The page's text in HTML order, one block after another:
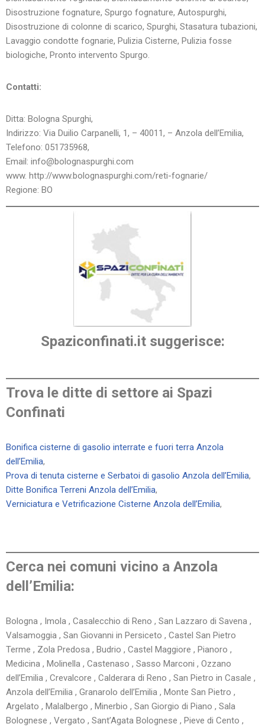
Disostruzione fognature, Spurgo fognature, Autospurghi,
Disostruzione di colonne di scarico, Spurghi, Stasatura tubazioni,
Lavaggio condotte fognarie, Pulizia Cisterne, Pulizia fosse
biologiche, Pronto intervento Spurgo.
Contatti:
Ditta: Bologna Spurghi,
Indirizzo: Via Duilio Carpanelli, 1, – 40011, – Anzola dell’Emilia,
Telefono: 051735968,
Email: info@bolognaspurghi.com
www. http://www.bolognaspurghi.com/reti-fognarie/
Regione: BO
Spaziconfinati.it suggerisce:
Trova le ditte di settore ai Spazi
Confinati
Bonifica cisterne di gasolio interrate e fuori terra Anzola
dell’Emilia,
Prova di tenuta cisterne e Serbatoi di gasolio Anzola dell’Emilia,
Ditte Bonifica Terreni Anzola dell’Emilia,
Verniciatura e Vetrificazione Cisterne Anzola dell’Emilia,
Cerca nei comuni vicino a Anzola
dell’Emilia:
Bologna , Imola , Casalecchio di Reno , San Lazzaro di Savena ,
Valsamoggia , San Giovanni in Persiceto , Castel San Pietro
Terme , Zola Predosa , Budrio , Castel Maggiore , Pianoro ,
Medicina , Molinella , Castenaso , Sasso Marconi , Ozzano
dell’Emilia , Crevalcore , Calderara di Reno , San Pietro in Casale ,
Anzola dell’Emilia , Granarolo dell’Emilia , Monte San Pietro ,
Argelato , Malalbergo , Minerbio , San Giorgio di Piano , Sala
Bolognese , Vergato , Sant’Agata Bolognese , Pieve di Cento ,